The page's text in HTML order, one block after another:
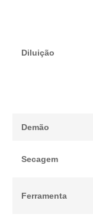
Diluição
Demão
Secagem
Ferramenta